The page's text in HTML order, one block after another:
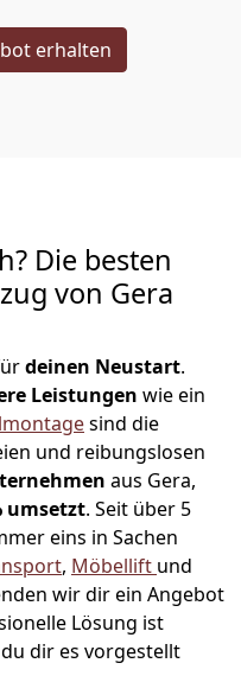
erhalten
Die besten
von Gera
deinen Neustart.
Leistungen wie ein
sind die
und reibungslosen
aus Gera,
umsetzt. Seit über 5
eins in Sachen
, Möbellift und
wir dir ein Angebot
Lösung ist
du dir es vorgestellt